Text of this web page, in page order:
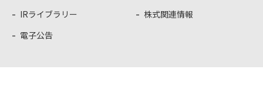
IRライブラリー
株式関連情報
電子公告